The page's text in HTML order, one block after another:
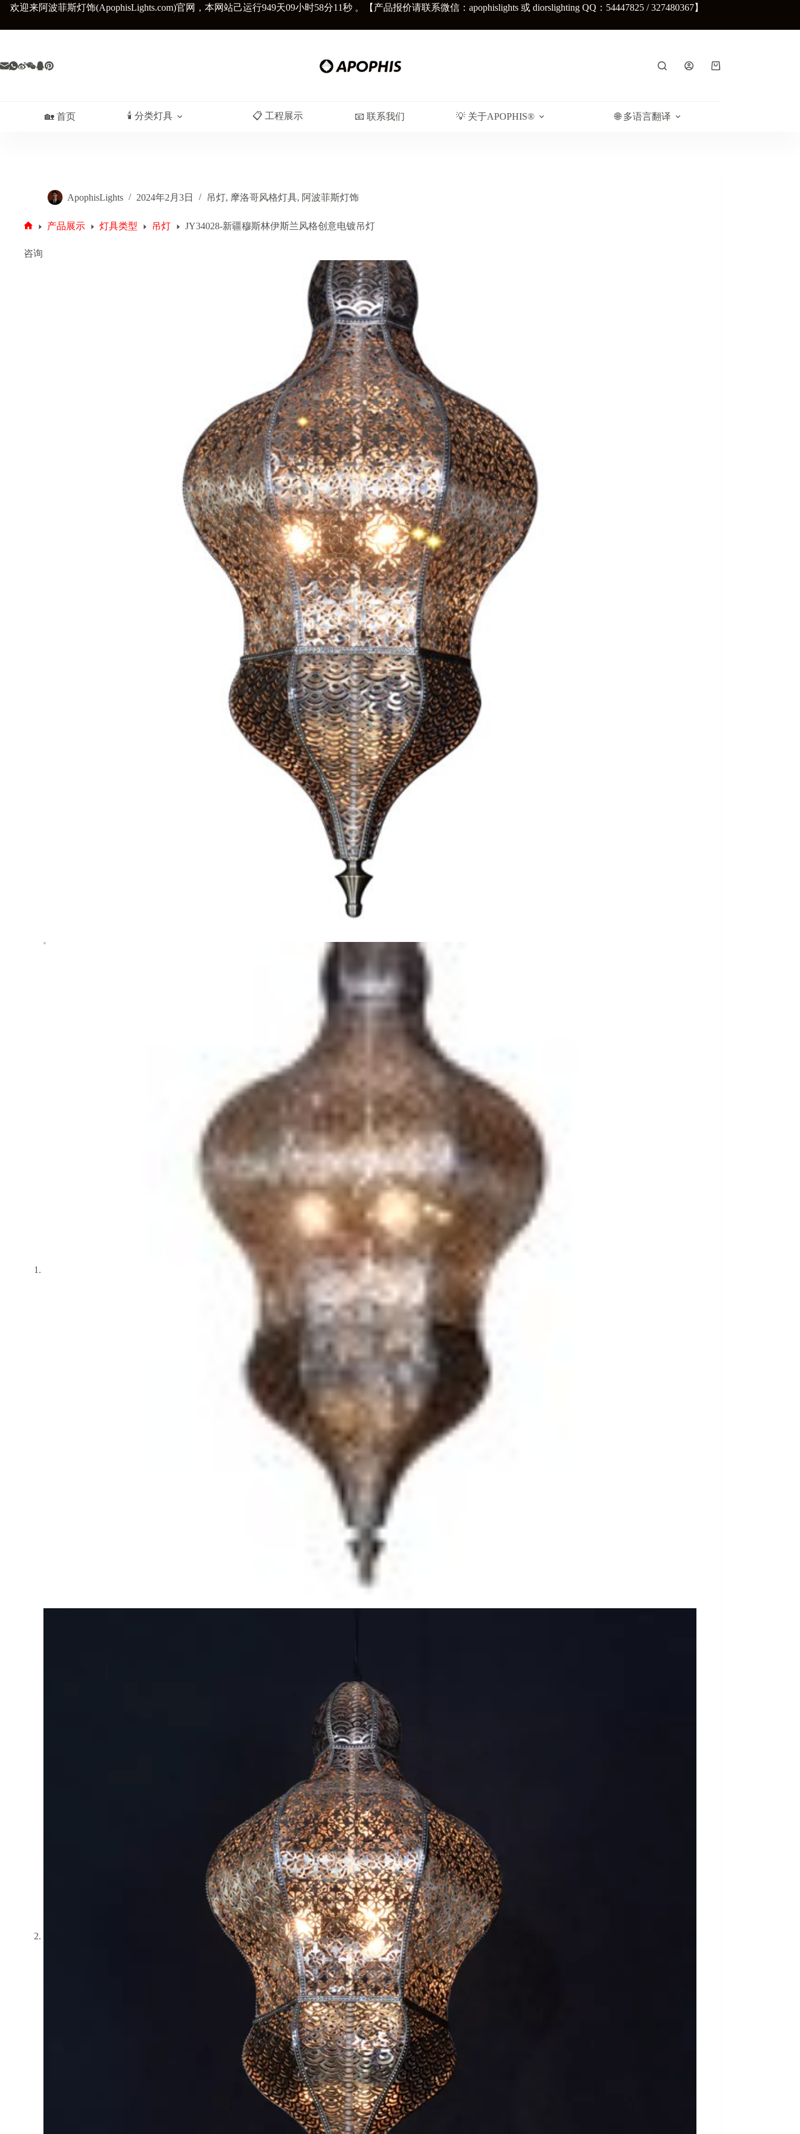
内
欢迎来阿波菲斯灯饰(ApophisLights.com)官网，本网站己运行949天09小时58分12秒 。【产品报价请联系微信：apophislights 或 diorslighting QQ：54447825 / 327480367】
购
🏡 首页 🕯️ 分类灯具 📋︎ 工程展示 📧 联系我们 💡 关于APOPHIS® 🌐 多语言翻译
ApophisLights 2024年2月3日 吊灯, 摩洛哥风格灯具, 阿波菲斯灯饰
页
产品展示 灯具类型 吊灯 JY34028-新疆穆斯林伊斯兰风格创意电镀吊灯
咨询